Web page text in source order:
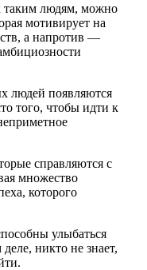
людям, можно
мотивирует на
а напротив —
людей появляются
того, чтобы идти к
справляются с
множество
которого
улыбаться
никто не знает,